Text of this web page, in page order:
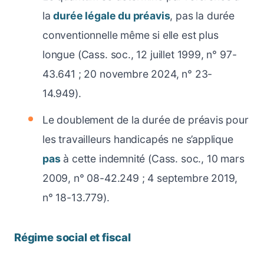
ladurée légale du préavis, pas la durée
conventionnelle même si elle est plus
longue (Cass. soc., 12 juillet 1999, n° 97-
43.641 ; 20 novembre 2024, n° 23-
14.949).
Le doublement de la durée de préavis pour
les travailleurs handicapés ne s’applique
pasà cette indemnité (Cass. soc., 10 mars
2009, n° 08-42.249 ; 4 septembre 2019,
n° 18-13.779).
Régime social et fiscal